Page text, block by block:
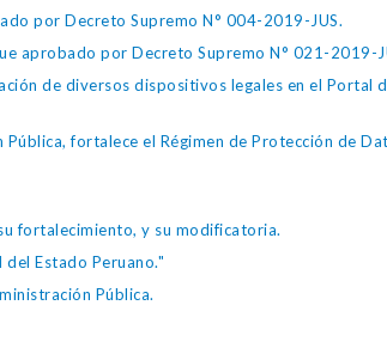
por Decreto Supremo N° 004-2019-JUS.
aprobado por Decreto Supremo N° 021-2019-
de diversos dispositivos legales en el Portal
fortalece el Régimen de Protección de
fortalecimiento, y su modificatoria.
Estado Peruano."
Pública.